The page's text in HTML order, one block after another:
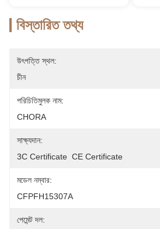
বিস্তারিত তথ্য
উৎপত্তি স্থল:
চীন
পরিচিতিমুলক নাম:
CHORA
সাক্ষ্যদান:
3C Certificate  CE Certificate
মডেল নম্বার:
CFPFH15307A
পেমেন্ট দল: